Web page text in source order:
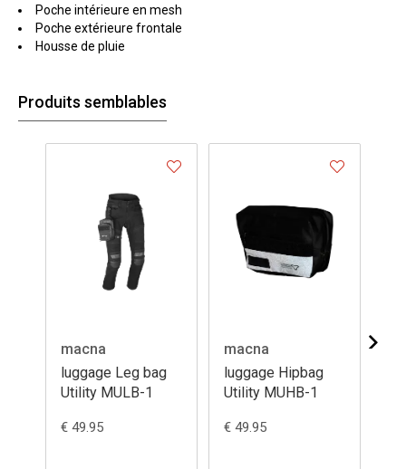
Poche intérieure en mesh
Poche extérieure frontale
Housse de pluie
Produits semblables
macna
luggage Leg bag
Utility MULB-1
€ 49.95
macna
luggage Hipbag
Utility MUHB-1
€ 49.95